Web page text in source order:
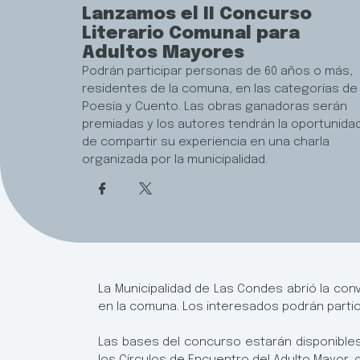
Lanzamos el II Concurso
Literario Comunal para
Adultos Mayores
Podrán participar personas de 60 años o más,
residentes de la comuna, en las categorías de
Poesía y Cuento. Las obras ganadoras serán
premiadas y los autores tendrán la
de compartir su experiencia en una charla
organizada por la municipalidad.
La Municipalidad de Las Condes abrió la
en la comuna. Los interesados podrán
Las bases del concurso estarán